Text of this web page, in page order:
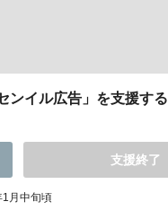
ンイル広告」を支援する
支援終了
月中旬頃